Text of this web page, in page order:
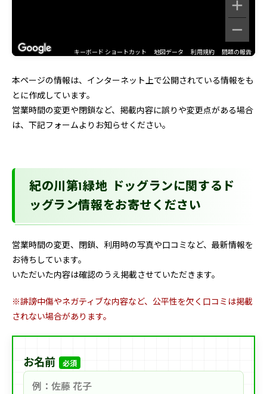
キーボード ショートカット 地図データ 利用規約 問題の報告
本ページの情報は、インターネット上で公開されている情報をも
とに作成しています。
営業時間の変更や閉鎖など、掲載内容に誤りや変更点がある場合
は、下記フォームよりお知らせください。
紀の川第1緑地 ドッグランに関するド
ッグラン情報をお寄せください
営業時間の変更、閉鎖、利用時の写真や口コミなど、最新情報を
お待ちしています。
いただいた内容は確認のうえ掲載させていただきます。
※誹謗中傷やネガティブな内容など、公平性を欠く口コミは掲載
されない場合があります。
お名前 必須